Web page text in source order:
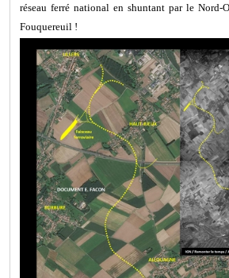
réseau ferré national en shuntant par le Nord-
Fouquereuil !